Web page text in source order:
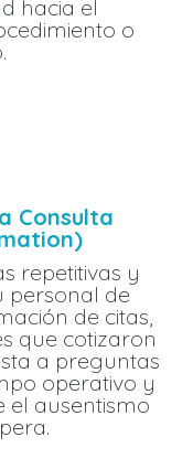
hacia el
o
Consulta
repetitivas y
personal de
de citas,
que cotizaron
a preguntas
operativo y
el ausentismo